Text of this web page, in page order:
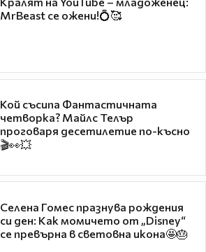
MrBeast се ожени!💍🥰
Кой съсипа Фантастичната
четворка? Майлс Телър
проговаря десетилетие по-късно
🎬👀💥
Селена Гомес празнува рождения
си ден: Как момичето от „Disney“
се превърна в световна икона🤩🎂